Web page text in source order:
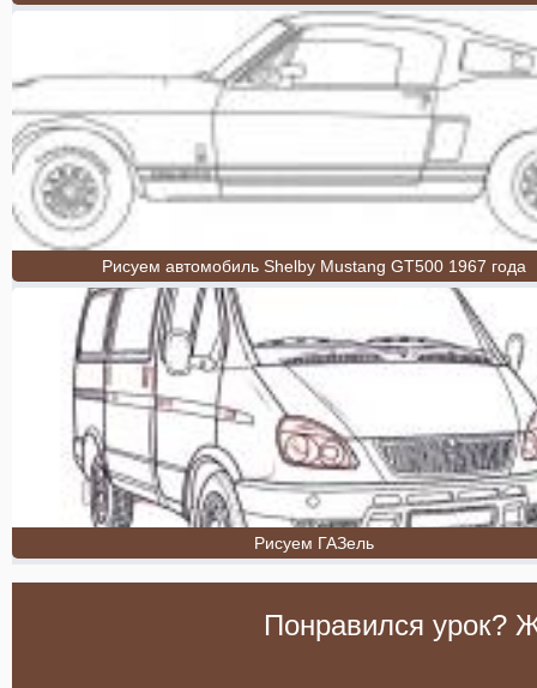
Рисуем автомобиль Shelby Mustang GT500 1967 года
Рисуем ГАЗель
Понравился урок?